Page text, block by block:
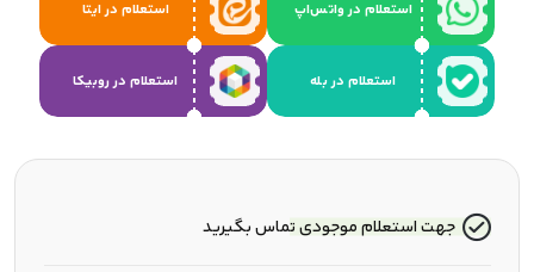
استعلام در واتس‌اپ استعلام در ایتا
استعلام در بله استعلام در روبیکا
جهت استعلام موجودی تماس بگیرید